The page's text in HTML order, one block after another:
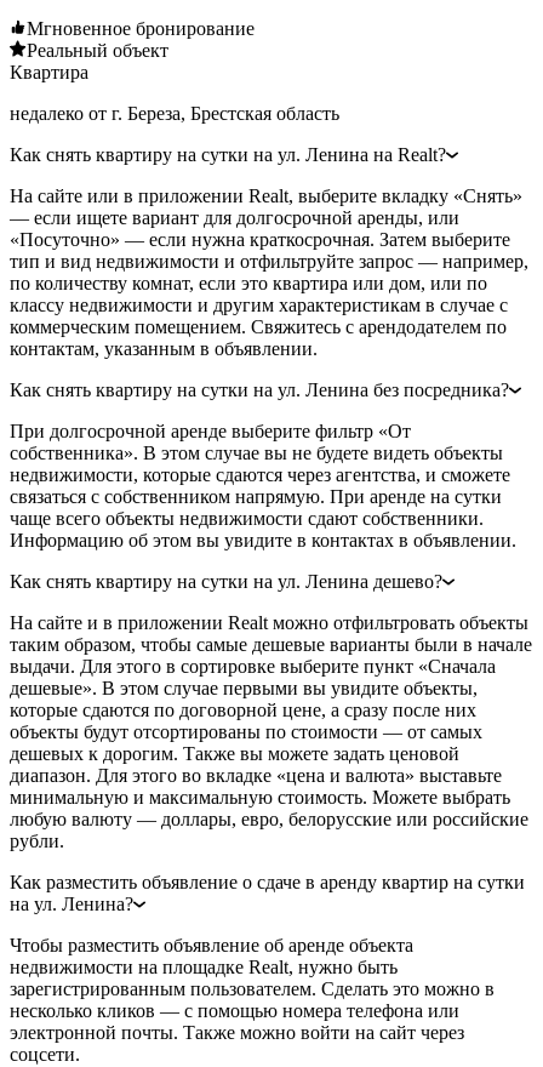
Мгновенное бронирование
Реальный объект
Квартира
недалеко от г. Береза, Брестская область
Как снять квартиру на сутки на ул. Ленина на Realt?
На сайте или в приложении Realt, выберите вкладку «Снять»
— если ищете вариант для долгосрочной аренды, или
«Посуточно» — если нужна краткосрочная. Затем выберите
тип и вид недвижимости и отфильтруйте запрос — например,
по количеству комнат, если это квартира или дом, или по
классу недвижимости и другим характеристикам в случае с
коммерческим помещением. Свяжитесь с арендодателем по
контактам, указанным в объявлении.
Как снять квартиру на сутки на ул. Ленина без посредника?
При долгосрочной аренде выберите фильтр «От
собственника». В этом случае вы не будете видеть объекты
недвижимости, которые сдаются через агентства, и сможете
связаться с собственником напрямую. При аренде на сутки
чаще всего объекты недвижимости сдают собственники.
Информацию об этом вы увидите в контактах в объявлении.
Как снять квартиру на сутки на ул. Ленина дешево?
На сайте и в приложении Realt можно отфильтровать объекты
таким образом, чтобы самые дешевые варианты были в начале
выдачи. Для этого в сортировке выберите пункт «Сначала
дешевые». В этом случае первыми вы увидите объекты,
которые сдаются по договорной цене, а сразу после них
объекты будут отсортированы по стоимости — от самых
дешевых к дорогим. Также вы можете задать ценовой
диапазон. Для этого во вкладке «цена и валюта» выставьте
минимальную и максимальную стоимость. Можете выбрать
любую валюту — доллары, евро, белорусские или российские
рубли.
Как разместить объявление о сдаче в аренду квартир на сутки
на ул. Ленина?
Чтобы разместить объявление об аренде объекта
недвижимости на площадке Realt, нужно быть
зарегистрированным пользователем. Сделать это можно в
несколько кликов — с помощью номера телефона или
электронной почты. Также можно войти на сайт через
соцсети.